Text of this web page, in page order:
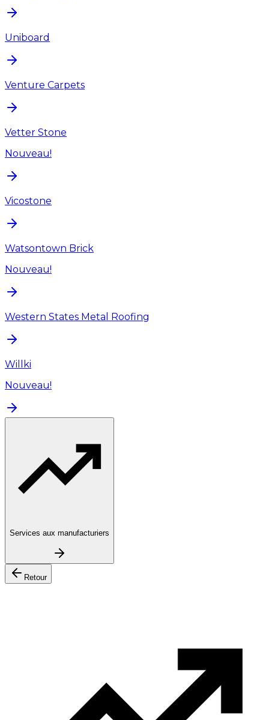
Uniboard
Venture Carpets
Vetter Stone
Nouveau!
Vicostone
Watsontown Brick
Nouveau!
Western States Metal Roofing
Willki
Nouveau!
Services aux manufacturiers
Retour